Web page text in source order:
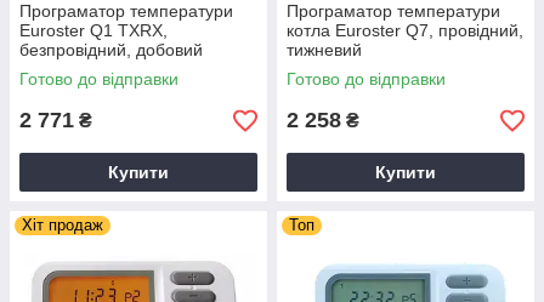
Програматор температури
Euroster Q1 TXRX,
безпровідний, добовий
Готово до відправки
2 771 ₴
Купити
Програматор температури
котла Euroster Q7, провідний,
тижневий
Готово до відправки
2 258 ₴
Купити
Хіт продаж Топ